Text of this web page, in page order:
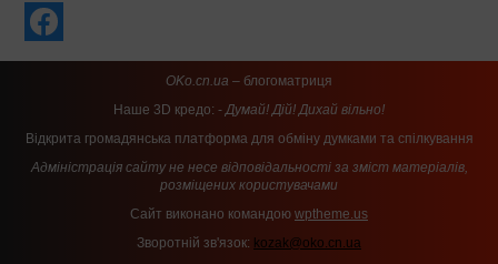
OKo.cn.ua – блогоматриця
Наше 3D кредо: -Думай! Дій! Дихай вільно!
Відкрита громадянська платформа для обміну думками та спілкування
Адміністрація сайту не несе відповідальності за зміст матеріалів,
розміщених користувачами
Сайт виконано командою wptheme.us
Зворотній зв'язок: kozak@oko.cn.ua